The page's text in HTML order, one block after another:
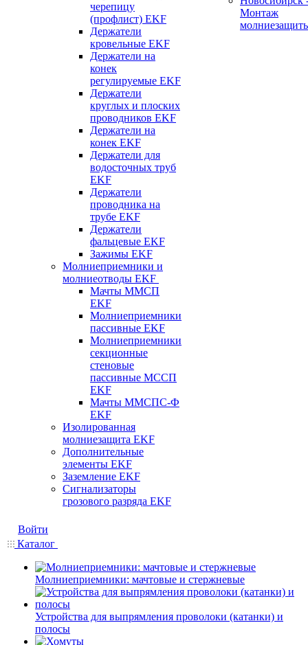
черепицу
(профлист) EKF
Держатели
кровельные EKF
Держатели на
конек
регулируемые EKF
Держатели
круглых и плоских
проводников EKF
Держатели на
конек EKF
Держатели для
водосточных труб
EKF
Держатели
проводника на
трубе EKF
Держатели
фальцевые EKF
Зажимы EKF
Молниеприемники и
молниеотводы EKF
Мачты ММСП
EKF
Молниеприемники
пассивные EKF
Молниеприемники
секционные
стеновые
пассивные МССП
EKF
Мачты ММСПС-Ф
EKF
Изолированная
молниезащита EKF
Дополнительные
элементы EKF
Заземление EKF
Сигнализаторы
грозового разряда EKF
Монтаж
Войти
Каталог
Молниеприемники: мачтовые и стержневые
Устройства для выпрямления проволоки (катанки) и
полосы